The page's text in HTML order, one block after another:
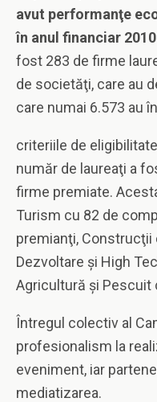
avut performanţe
în anul financiar
fost 283 de firme
de societăţi, care au
care numai 6.573 au
criteriile de
număr de laureaţi a
firme premiate.
Turism cu 82 de
premianţi,
Dezvoltare şi High
Agricultură şi Pescuit
Întregul colectiv al
profesionalism la
eveniment, iar
mediatizarea.